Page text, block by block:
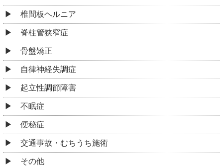
椎間板ヘルニア
脊柱管狭窄症
骨盤矯正
自律神経失調症
起立性調節障害
不眠症
便秘症
交通事故・むちうち施術
その他